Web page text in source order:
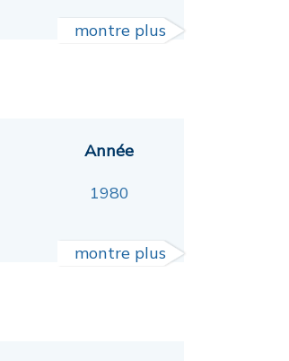
montre plus
Année
1980
montre plus